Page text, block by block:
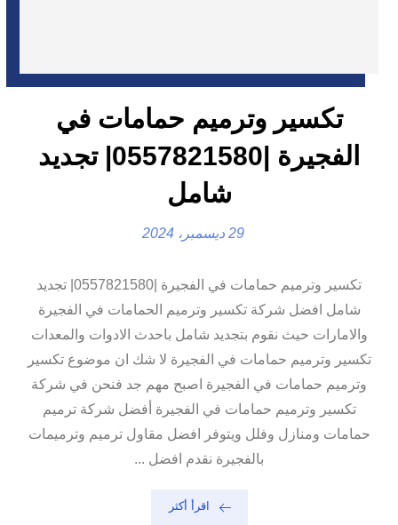
تكسير وترميم حمامات في
الفجيرة |0557821580| تجديد
شامل
29 ديسمبر، 2024
تكسير وترميم حمامات في الفجيرة |0557821580| تجديد
شامل افضل شركة تكسير وترميم الحمامات في الفجيرة
والامارات حيث نقوم بتجديد شامل باحدث الادوات والمعدات
تكسير وترميم حمامات في الفجيرة لا شك ان موضوع تكسير
وترميم حمامات في الفجيرة اصبح مهم جد فنحن في شركة
تكسير وترميم حمامات في الفجيرة أفضل شركة ترميم
حمامات ومنازل وفلل ويتوفر افضل مقاول ترميم وترميمات
بالفجيرة نقدم افضل ...
اقرأ أكثر